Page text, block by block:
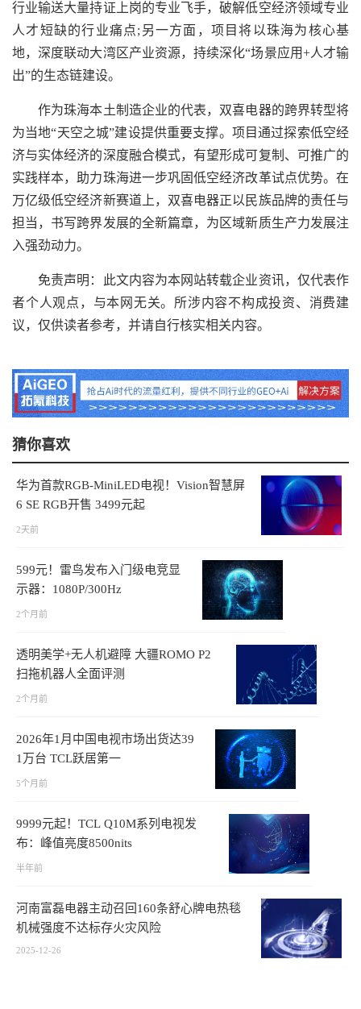
行业输送大量持证上岗的专业飞手，破解低空经济领域专业
人才短缺的行业痛点;另一方面，项目将以珠海为核心基
地，深度联动大湾区产业资源，持续深化“场景应用+人才输
出”的生态链建设。
作为珠海本土制造企业的代表，双喜电器的跨界转型将
为当地“天空之城”建设提供重要支撑。项目通过探索低空经
济与实体经济的深度融合模式，有望形成可复制、可推广的
实践样本，助力珠海进一步巩固低空经济改革试点优势。在
万亿级低空经济新赛道上，双喜电器正以民族品牌的责任与
担当，书写跨界发展的全新篇章，为区域新质生产力发展注
入强劲动力。
免责声明：此文内容为本网站转载企业资讯，仅代表作
者个人观点，与本网无关。所涉内容不构成投资、消费建
议，仅供读者参考，并请自行核实相关内容。
猜你喜欢
华为首款RGB-MiniLED电视！Vision智慧屏
6 SE RGB开售 3499元起
2天前
599元！雷鸟发布入门级电竞显
示器：1080P/300Hz
2个月前
透明美学+无人机避障 大疆ROMO P2
扫拖机器人全面评测
2个月前
2026年1月中国电视市场出货达39
1万台 TCL跃居第一
5个月前
9999元起！TCL Q10M系列电视发
布：峰值亮度8500nits
半年前
河南富磊电器主动召回160条舒心牌电热毯
机械强度不达标存火灾风险
2025-12-26